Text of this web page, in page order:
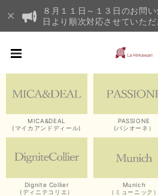
８月１１日～１３日のお問
日より順次対応させていただ
MICA&DEAL
(マイカアンドディール)
PASSIONE
(パシオーネ）
Dignite Collier
(ディニテコリエ）
Munich
（ミューニック）